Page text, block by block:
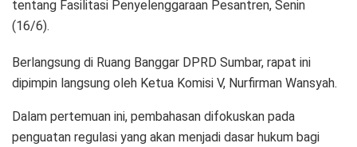
tentang Fasilitasi Penyelenggaraan Pesantren, Senin
(16/6).
Berlangsung di Ruang Banggar DPRD Sumbar, rapat ini
dipimpin langsung oleh Ketua Komisi V, Nurfirman Wansyah.
Dalam pertemuan ini, pembahasan difokuskan pada
penguatan regulasi yang akan menjadi dasar hukum bagi